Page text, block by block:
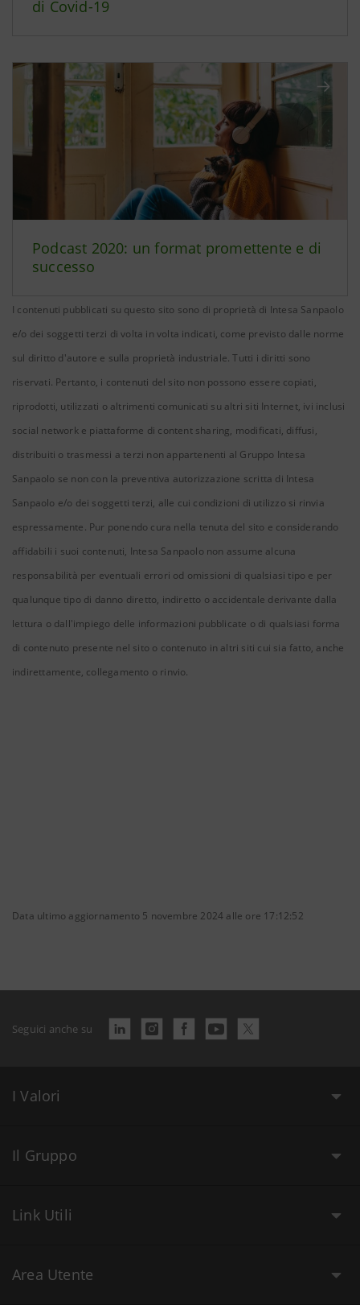
di Covid-19
Podcast 2020: un format promettente e di
successo
I contenuti pubblicati su questo sito sono di proprietà di Intesa Sanpaolo
e/o dei soggetti terzi di volta in volta indicati, come previsto dalle norme
sul diritto d'autore e sulla proprietà industriale. Tutti i diritti sono
riservati. Pertanto, i contenuti del sito non possono essere copiati,
riprodotti, utilizzati o altrimenti comunicati su altri siti Internet, ivi inclusi
social network e piattaforme di content sharing, modificati, diffusi,
distribuiti o trasmessi a terzi non appartenenti al Gruppo Intesa
Sanpaolo se non con la preventiva autorizzazione scritta di Intesa
Sanpaolo e/o dei soggetti terzi, alle cui condizioni di utilizzo si rinvia
espressamente. Pur ponendo cura nella tenuta del sito e considerando
affidabili i suoi contenuti, Intesa Sanpaolo non assume alcuna
responsabilità per eventuali errori od omissioni di qualsiasi tipo e per
qualunque tipo di danno diretto, indiretto o accidentale derivante dalla
lettura o dall'impiego delle informazioni pubblicate o di qualsiasi forma
di contenuto presente nel sito o contenuto in altri siti cui sia fatto, anche
indirettamente, collegamento o rinvio.
Data ultimo aggiornamento 5 novembre 2024 alle ore 17:12:52
Seguici anche su
I Valori
Il Gruppo
Link Utili
Area Utente